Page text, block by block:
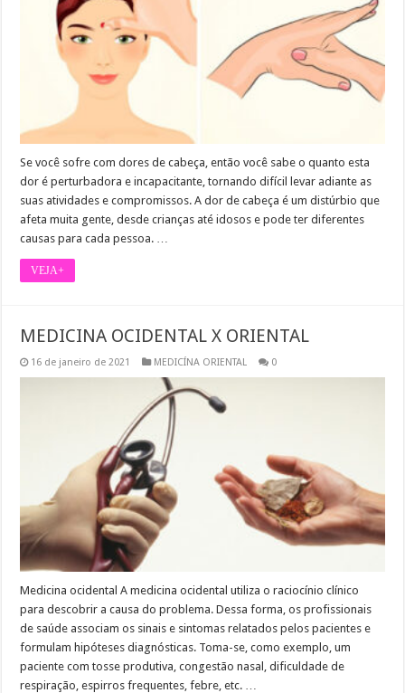
Se você sofre com dores de cabeça, então você sabe o quanto esta
dor é perturbadora e incapacitante, tornando difícil levar adiante as
suas atividades e compromissos. A dor de cabeça é um distúrbio que
afeta muita gente, desde crianças até idosos e pode ter diferentes
causas para cada pessoa. …
VEJA+
MEDICINA OCIDENTAL X ORIENTAL
16 de janeiro de 2021 MEDICÍNA ORIENTAL 0
Medicina ocidental A medicina ocidental utiliza o raciocínio clínico
para descobrir a causa do problema. Dessa forma, os profissionais
de saúde associam os sinais e sintomas relatados pelos pacientes e
formulam hipóteses diagnósticas. Toma-se, como exemplo, um
paciente com tosse produtiva, congestão nasal, dificuldade de
respiração, espirros frequentes, febre, etc. …